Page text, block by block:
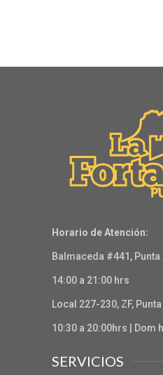
Horario de Atención:
Balmaceda #441, Punta
14:00 a 21:00 hrs
Local 227-230, ZF, Punta
10:30 a 20:00hrs | Dom
SERVICIOS